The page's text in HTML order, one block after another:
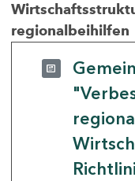
regionalbeihilfen